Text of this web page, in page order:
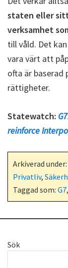
staten eller
verksamhet
till våld. Det
vara värt att
ofta är baserad
rättigheter.
Statewatch:
reinforce
Arkiverad under:
Privatliv,
Taggad som: G7,
Primärt
Sök